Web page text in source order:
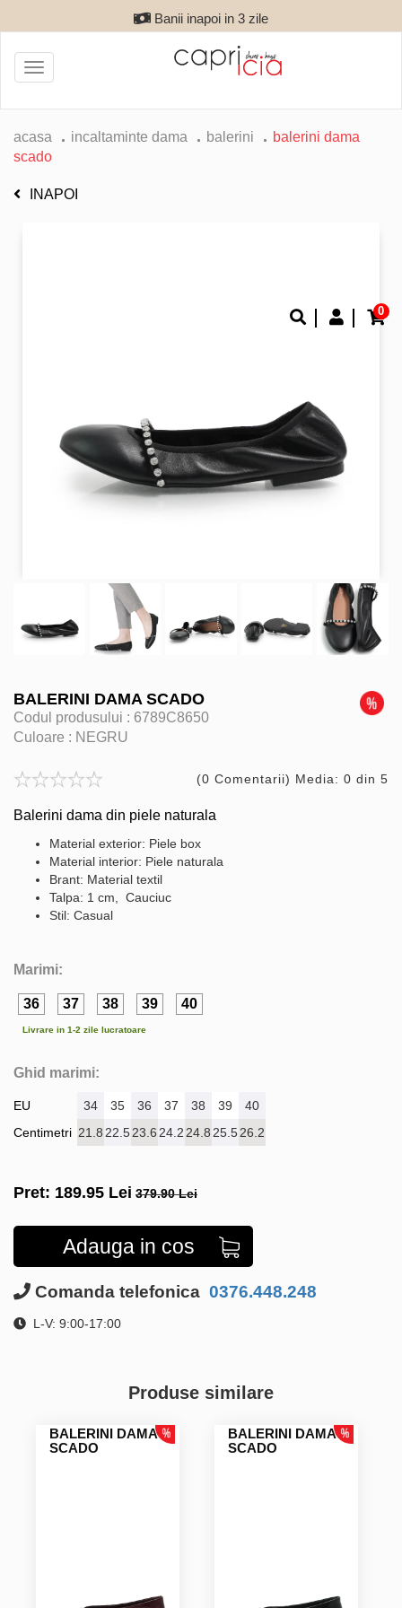
Banii inapoi in 3 zile
0
Toggle
navigation
acasa incaltaminte dama balerini
balerini dama
scado
INAPOI
BALERINI DAMA SCADO
Codul produsului : 6789C8650
Culoare : NEGRU
(0 Comentarii) Media: 0 din 5
Balerini dama din piele naturala
Material exterior: Piele box
Material interior: Piele naturala
Brant: Material textil
Talpa: 1 cm, Cauciuc
Stil: Casual
Marimi:
36 37 38 39 40
Livrare in 1-2 zile lucratoare
Ghid marimi:
EU
Centimetri
34 35 36 37 38 39
40
21.8 22.523.6 24.2 24.8 25.526.2
Pret: 189.95 Lei 379.90 Lei
Adauga in cos
Comanda telefonica 0376.448.248
L-V: 9:00-17:00
Produse similare
BALERINI DAMA
SCADO
BALERINI DAMA
SCADO